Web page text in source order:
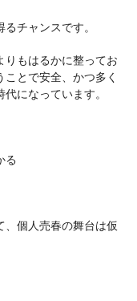
チャンスです。
りもはるかに整ってお
とで安全、かつ多く
になっています。
る
、個人売春の舞台は仮